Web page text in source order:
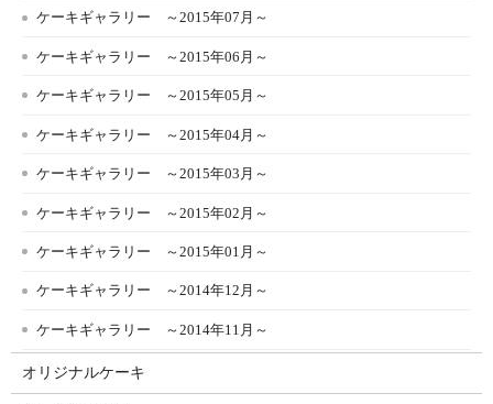
ケーキギャラリー ～2015年07月～
ケーキギャラリー ～2015年06月～
ケーキギャラリー ～2015年05月～
ケーキギャラリー ～2015年04月～
ケーキギャラリー ～2015年03月～
ケーキギャラリー ～2015年02月～
ケーキギャラリー ～2015年01月～
ケーキギャラリー ～2014年12月～
ケーキギャラリー ～2014年11月～
オリジナルケーキ